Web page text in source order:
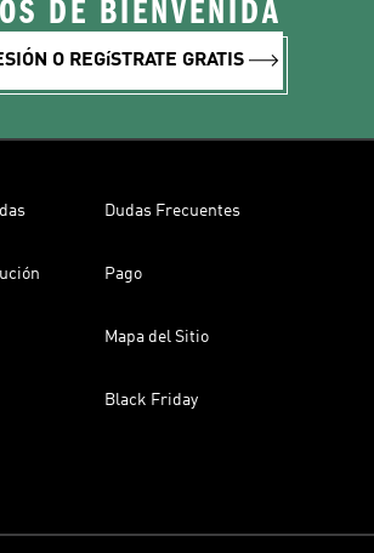
DE BIENVENIDA
O REGíSTRATE GRATIS
Dudas Frecuentes
Pago
Mapa del Sitio
Black Friday